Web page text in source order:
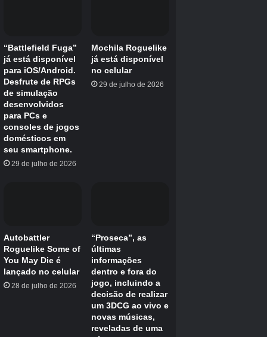
Para algo um pouco mais áspero e enferrujado,
há o Wreckfest, um derby de corrida de
destruição que se recusa a levar as coisas
muito a sério. Perfeito se você quiser destruir
oponentes em uma colheitadeira… e quem não
quer fazer isso? É Farmagedom!